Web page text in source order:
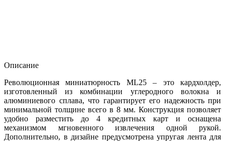
Описание
Революционная миниатюрность ML25 – это кардхолдер,
изготовленный из комбинации углеродного волокна и
алюминиевого сплава, что гарантирует его надежность при
минимальной толщине всего в 8 мм. Конструкция позволяет
удобно разместить до 4 кредитных карт и оснащена
механизмом мгновенного извлечения одной рукой.
Дополнительно, в дизайне предусмотрена упругая лента для